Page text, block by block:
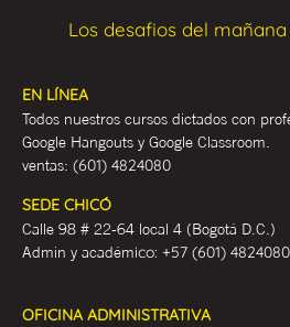
Los desafios del
EN LÍNEA
Todos nuestros cursos dictados con
Google Hangouts y Google Classroom.
ventas: (601) 4824080
SEDE CHICÓ
Calle 98 # 22-64 local 4 (Bogotá D.C.)
Admin y académico: +57 (601) 4824080
OFICINA ADMINISTRATIVA